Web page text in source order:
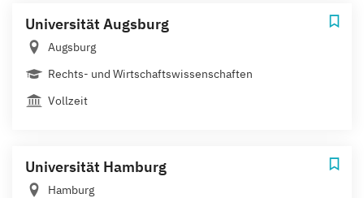
Universität Augsburg
Augsburg
Rechts- und Wirtschaftswissenschaften
Vollzeit
Universität Hamburg
Hamburg